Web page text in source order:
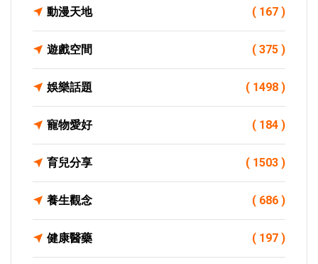
動漫天地 ( 167 )
遊戲空間 ( 375 )
娛樂話題 ( 1498 )
寵物愛好 ( 184 )
育兒分享 ( 1503 )
養生觀念 ( 686 )
健康醫藥 ( 197 )